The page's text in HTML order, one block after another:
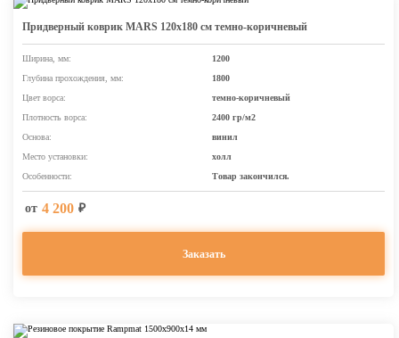
Придверный коврик MARS 120х180 см темно-коричневый
Ширина, мм:
1200
Глубина прохождения, мм:
1800
Цвет ворса:
темно-коричневый
Плотность ворса:
2400 гр/м2
Основа:
винил
Место установки:
холл
Особенности:
Товар закончился.
от 4 200 ₽
Заказать